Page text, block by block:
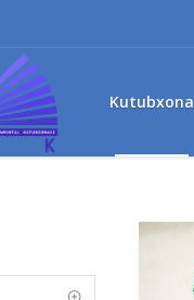
Kutubxona